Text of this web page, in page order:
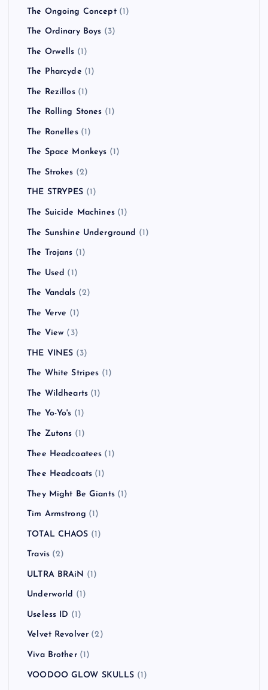
The Ongoing Concept(1)
The Ordinary Boys (3)
The Orwells (1)
The Pharcyde (1)
The Rezillos(1)
The Rolling Stones (1)
The Ronelles(1)
The Space Monkeys (1)
The Strokes (2)
THE STRYPES (1)
The Suicide Machines(1)
The Sunshine Underground (1)
The Trojans (1)
The Used (1)
The Vandals (2)
The Verve (1)
The View (3)
THE VINES (3)
The White Stripes (1)
The Wildhearts (1)
The Yo-Yo's (1)
The Zutons (1)
Thee Headcoatees (1)
Thee Headcoats (1)
They Might Be Giants(1)
Tim Armstrong (1)
TOTAL CHAOS (1)
Travis(2)
ULTRA BRAiN (1)
Underworld (1)
Useless ID (1)
Velvet Revolver (2)
Viva Brother(1)
VOODOO GLOW SKULLS (1)